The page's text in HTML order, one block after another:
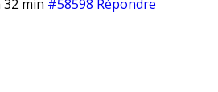
32 min #58598 Répondre